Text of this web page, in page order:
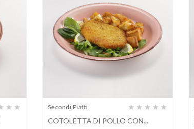
Secondi Piatti
COTOLETTA DI POLLO CON...